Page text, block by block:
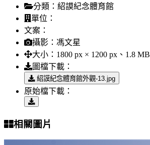
分類： 紹謨紀念體育館
單位：
文案：
攝影： 馮文星
大小： 1800 px × 1200 px、1.8 MB
圖檔下載：
紹謨紀念體育館外觀-13.jpg
原始檔下載：
相關圖片